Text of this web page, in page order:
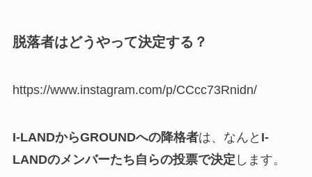
脱落者はどうやって決定する？
https://www.instagram.com/p/CCcc73Rnidn/
I-LANDからGROUNDへの降格者は、なんと I-
LANDのメンバーたち自らの投票で決定 します。